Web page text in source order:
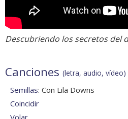
Descubriendo los secretos del
Canciones (letra, audio, vídeo)
Semillas: Con Lila Downs
Coincidir